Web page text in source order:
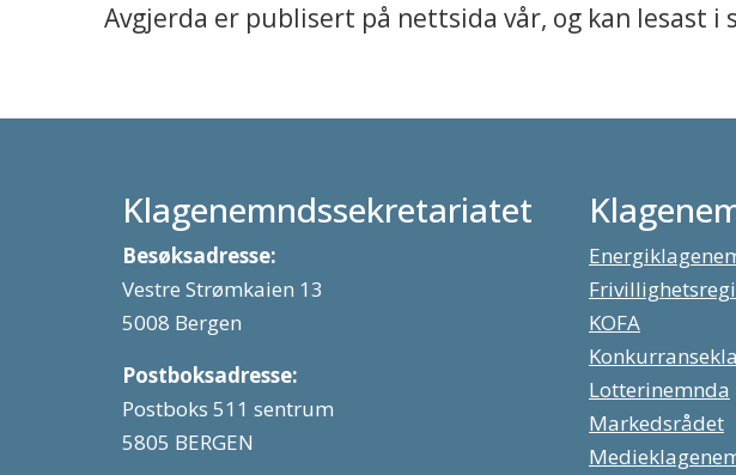
Avgjerda er publisert på nettsida vår, og kan lesast i
Klagenemndssekretariatet
Besøksadresse:
Vestre Strømkaien 13
5008 Bergen
Postboksadresse:
Postboks 511 sentrum
5805 BERGEN
KOFA
Lotterinemnda
Markedsrådet